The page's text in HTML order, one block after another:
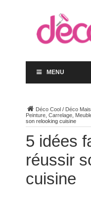
MENU
Déco Cool/ Déco
Peinture, Carrelage,
son relooking cuisine
5 idées
réussir
cuisine